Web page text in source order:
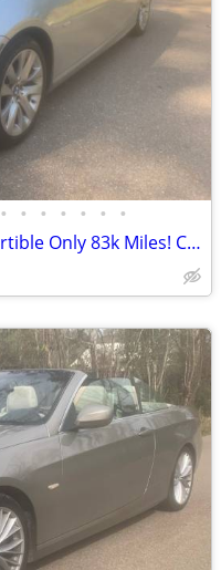
• • • • • • •
2011 BMW 328i Hardtop Convertible Only 83k Miles! Clean and Runs Well.